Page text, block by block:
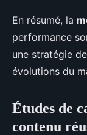
En résumé, la
performance
une stratégie
évolutions du
Études de
contenu